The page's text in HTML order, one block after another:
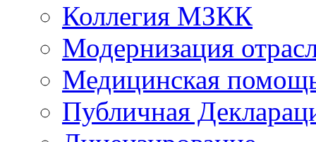
Коллегия МЗКК
Модернизация
Медицинская
Публичная